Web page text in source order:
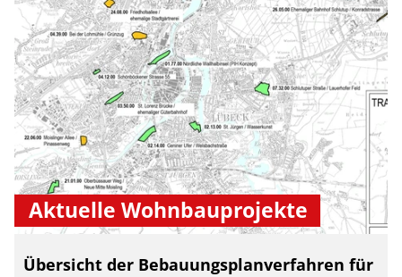
Aktuelle Wohnbauprojekte
Übersicht der Bebauungsplanverfahren für